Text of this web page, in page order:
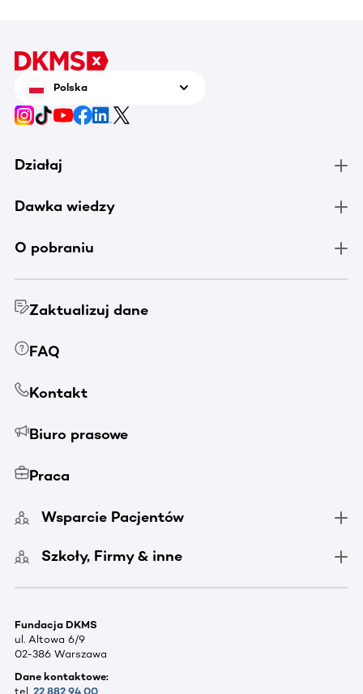
Polska
Działaj
Dawka wiedzy
O pobraniu
Zaktualizuj dane
FAQ
Kontakt
Biuro prasowe
Praca
Wsparcie Pacjentów
Szkoły, Firmy & inne
Fundacja DKMS
ul. Altowa 6/9
02-386 Warszawa
Dane kontaktowe:
tel. 22 882 94 00